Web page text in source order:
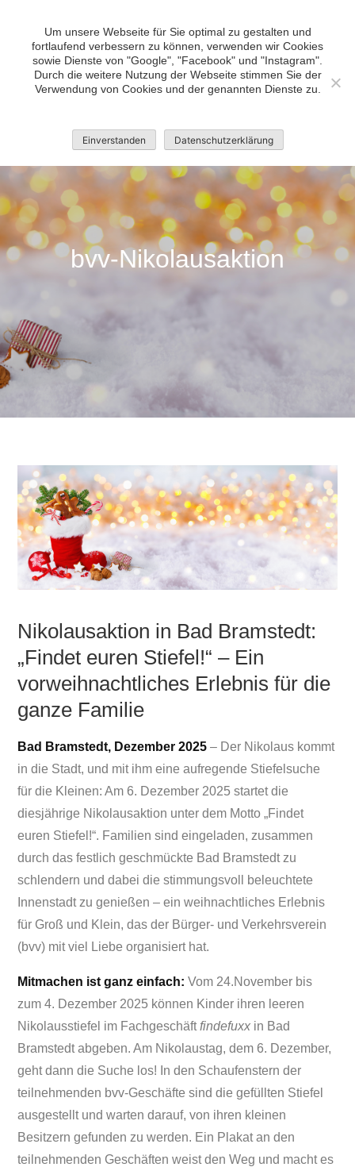
content
bvv Bad Bramstedt •
Wir tun was, mach doch mit!
bvv-Nikolausaktion
Nikolausaktion in Bad Bramstedt:
„Findet euren Stiefel!“ – Ein
vorweihnachtliches Erlebnis für die
ganze Familie
Bad Bramstedt, Dezember 2025 – Der Nikolaus kommt
in die Stadt, und mit ihm eine aufregende Stiefelsuche
für die Kleinen: Am 6. Dezember 2025 startet die
diesjährige Nikolausaktion unter dem Motto „Findet
euren Stiefel!“. Familien sind eingeladen, zusammen
durch das festlich geschmückte Bad Bramstedt zu
schlendern und dabei die stimmungsvoll beleuchtete
Innenstadt zu genießen – ein weihnachtliches Erlebnis
für Groß und Klein, das der Bürger- und Verkehrsverein
(bvv) mit viel Liebe organisiert hat.
Mitmachen ist ganz einfach: Vom 24.November bis
zum 4. Dezember 2025 können Kinder ihren leeren
Nikolausstiefel im Fachgeschäftfindefuxx in Bad
Bramstedt abgeben. Am Nikolaustag, dem 6. Dezember,
geht dann die Suche los! In den Schaufenstern der
teilnehmenden bvv-Geschäfte sind die gefüllten Stiefel
ausgestellt und warten darauf, von ihren kleinen
Besitzern gefunden zu werden. Ein Plakat an den
teilnehmenden Geschäften weist den Weg und macht es
Um unsere Webseite für Sie optimal zu gestalten und
fortlaufend verbessern zu können, verwenden wir Cookies
sowie Dienste von "Google", "Facebook" und "Instagram".
Durch die weitere Nutzung der Webseite stimmen Sie der
Verwendung von Cookies und der genannten Dienste zu.
Einverstanden Datenschutzerklärung